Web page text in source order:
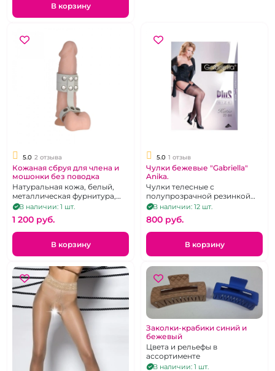
В корзину
5.0 2 отзыва
Кожаная сбруя для члена и
мошонки без поводка
Натуральная кожа, белый,
металлическая фурнитура,
регулировка в 3 вариациях
В наличии: 1 шт.
1 200 pуб.
В корзину
5.0 1 отзыв
Чулки бежевые "Gabriella"
Anika.
Чулки телесные с
полупрозрачной резинкой
без силикона, р. 5-6.
В наличии: 12 шт.
800 pуб.
В корзину
Заколки-крабики синий и
бежевый
Цвета и рельефы в
ассортименте
В наличии: 1 шт.